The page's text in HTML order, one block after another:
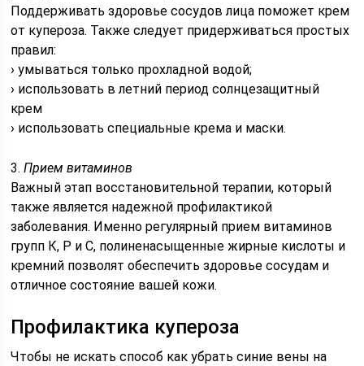
Поддерживать здоровье сосудов лица поможет крем
от купероза. Также следует придерживаться простых
правил:
› умываться только прохладной водой;
› использовать в летний период солнцезащитный
крем
› использовать специальные крема и маски.
3.Прием витаминов
Важный этап восстановительной терапии, который
также является надежной профилактикой
заболевания. Именно регулярный прием витаминов
групп К, Р и С, полиненасыщенные жирные кислоты и
кремний позволят обеспечить здоровье сосудам и
отличное состояние вашей кожи.
Профилактика купероза
Чтобы не искать способ как убрать синие вены на